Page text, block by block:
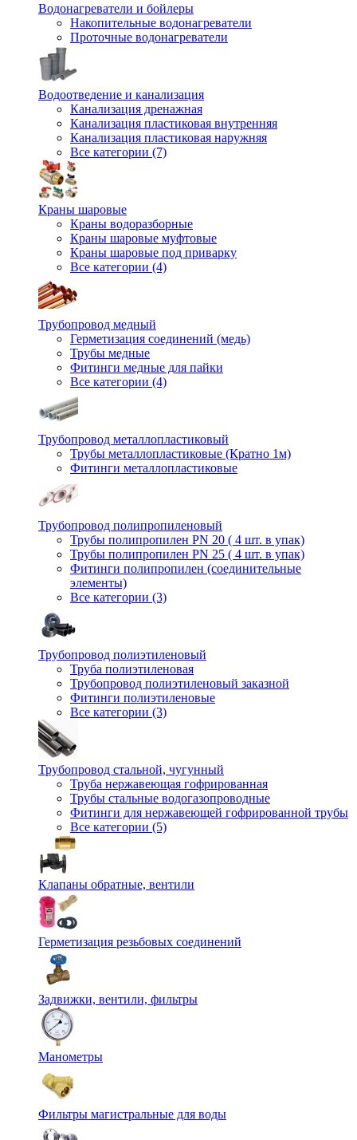
Водонагреватели и бойлеры
Накопительные водонагреватели
Проточные водонагреватели
Водоотведение и канализация
Канализация дренажная
Канализация пластиковая внутренняя
Канализация пластиковая наружняя
Все категории (7)
Краны шаровые
Краны водоразборные
Краны шаровые муфтовые
Краны шаровые под приварку
Все категории (4)
Трубопровод медный
Герметизация соединений (медь)
Трубы медные
Фитинги медные для пайки
Все категории (4)
Трубопровод металлопластиковый
Трубы металлопластиковые (Кратно 1м)
Фитинги металлопластиковые
Трубопровод полипропиленовый
Трубы полипропилен PN 20 ( 4 шт. в упак)
Трубы полипропилен PN 25 ( 4 шт. в упак)
Фитинги полипропилен (cоединительные
элементы)
Все категории (3)
Трубопровод полиэтиленовый
Труба полиэтиленовая
Трубопровод полиэтиленовый заказной
Фитинги полиэтиленовые
Все категории (3)
Трубопровод стальной, чугунный
Труба нержавеющая гофрированная
Трубы стальные водогазопроводные
Фитинги для нержавеющей гофрированной трубы
Все категории (5)
Клапаны обратные, вентили
Герметизация резьбовых соединений
Задвижки, вентили, фильтры
Манометры
Фильтры магистральные для воды